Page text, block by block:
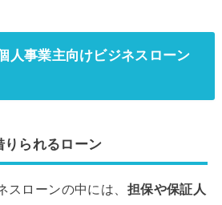
人事業主向けビジネスローン
りられるローン
スローンの中には、 担保や保証人